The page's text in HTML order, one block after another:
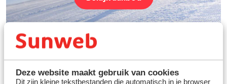
Deze website maakt gebruik van cookies
Dit zijn kleine tekstbestanden die automatisch in je browser